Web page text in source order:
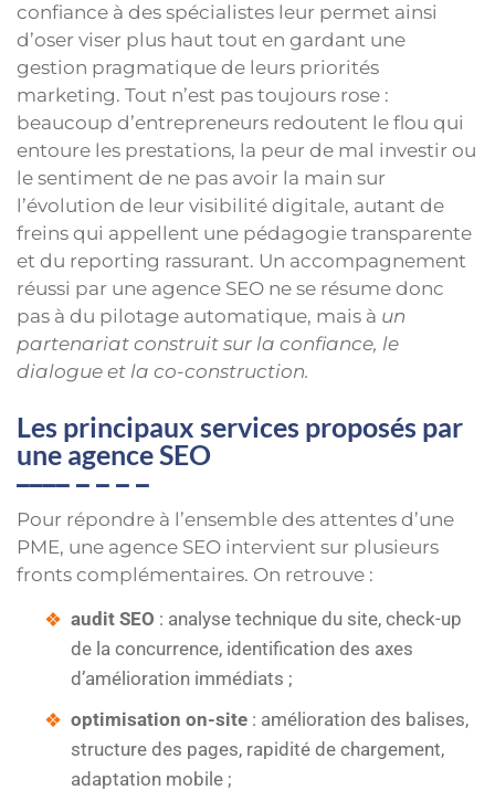
confiance à des spécialistes leur permet ainsi
d’oser viser plus haut tout en gardant une
gestion pragmatique de leurs priorités
marketing. Tout n’est pas toujours rose :
beaucoup d’entrepreneurs redoutent le flou qui
entoure les prestations, la peur de mal investir ou
le sentiment de ne pas avoir la main sur
l’évolution de leur visibilité digitale, autant de
freins qui appellent une pédagogie transparente
et du reporting rassurant. Un accompagnement
réussi par une agence SEO ne se résume donc
pas à du pilotage automatique, mais à un
partenariat construit sur la confiance, le
dialogue et la co-construction.
Les principaux services proposés par
une agence SEO
Pour répondre à l’ensemble des attentes d’une
PME, une agence SEO intervient sur plusieurs
fronts complémentaires. On retrouve :
audit SEO : analyse technique du site, check-up
de la concurrence, identification des axes
d’amélioration immédiats ;
optimisation on-site : amélioration des balises,
structure des pages, rapidité de chargement,
adaptation mobile ;